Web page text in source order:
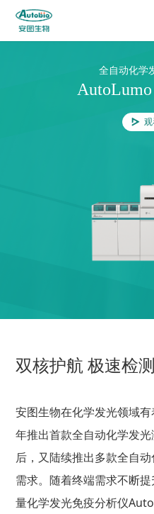
全自动化学
双核护航 极速检测
安图生物在化学发光领域
年推出首款全自动化学发
后，又陆续推出多款全自
需求。随着终端需求不断
量化学发光免疫分析仪